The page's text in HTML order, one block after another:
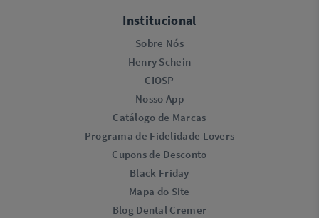
Institucional
Sobre Nós
Henry Schein
CIOSP
Nosso App
Catálogo de Marcas
Programa de Fidelidade Lovers​
Cupons de Desconto
Black Friday
Mapa do Site
Blog Dental Cremer